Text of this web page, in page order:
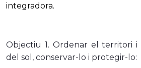
integradora.
Objectiu 1. Ordenar el territori i
del sol, conservar-lo i protegir-lo: